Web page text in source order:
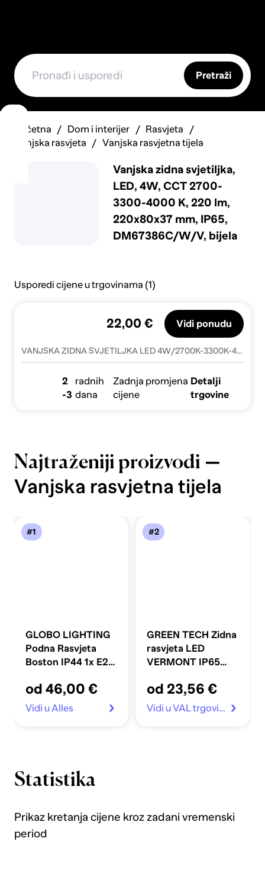
Pretraži
Početna Dom i interijer
Rasvjeta
Vanjska rasvjeta
Vanjska rasvjetna tijela
Vanjska zidna svjetiljka,
LED, 4W, CCT 2700-
3300-4000 K, 220 lm,
220x80x37 mm, IP65,
DM67386C/W/V, bijela
Usporedi cijene u trgovinama (1)
VANJSKA ZIDNA SVJETILJKA LED 4W/2700K-3300K-4000K/220lm/220x80x37mm/IP65 BIJELA DM67386C/W/V
22,00 € Vidi ponudu
2
-3
radnih
dana
Zadnja promjena
cijene
Detalji
trgovine
Najtraženiji proizvodi —
Vanjska rasvjetna tijela
#1
GLOBO LIGHTING
Podna Rasvjeta
Boston IP44 1x E27
od 46,00 €
Vidi u Alles
#2
GREEN TECH Zidna
rasvjeta LED
VERMONT IP65
od 23,56 €
Vidi u VAL trgovina
Statistika
Prikaz kretanja cijene kroz zadani vremenski
period